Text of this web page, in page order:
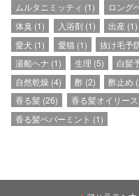
ムルタニミッティ (1) ロング
体臭 (1) 入浴剤(1) 出産(1)
愛犬 (1) 愛猫(1) 抜け毛予
湯船ヘナ (1) 生理 (5) 白髪
自然乾燥 (4) 酢(2) 酢止め
香る髪 (26) 香る髪オイリー
香る髪ペパーミント (1)